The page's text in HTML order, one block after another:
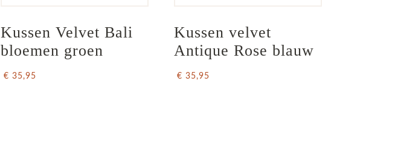
Kussen Velvet Bali
bloemen groen
€ 35,95
Kussen velvet
Antique Rose blauw
€ 35,95